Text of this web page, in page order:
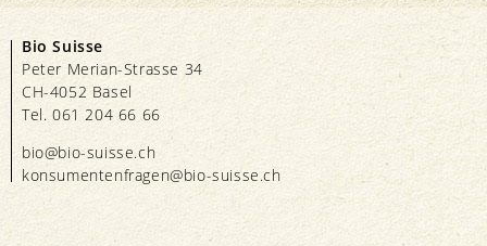
Bio Suisse
Peter Merian-Strasse 34
CH-4052 Basel
Tel. 061 204 66 66
bio@bio-suisse.ch
konsumentenfragen@bio-suisse.ch